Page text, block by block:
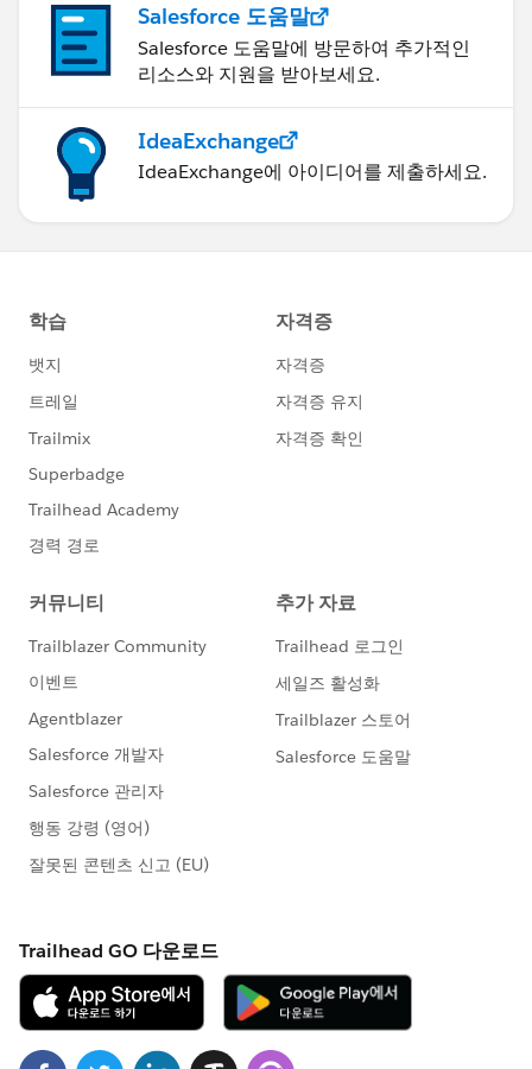
Salesforce 도움말
Salesforce 도움말에 방문하여 추가적인
리소스와 지원을 받아보세요.
IdeaExchange
IdeaExchange에 아이디어를 제출하세요.